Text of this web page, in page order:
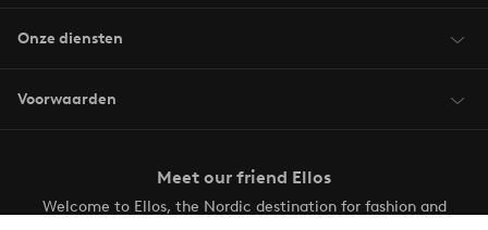
Onze diensten
Voorwaarden
Meet our friend Ellos
Welcome to Ellos, the Nordic destination for fashion and